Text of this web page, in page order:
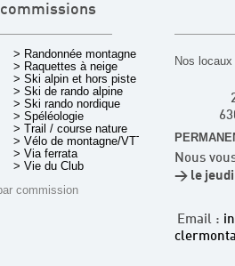
> Randonnée montagne
> Raquettes à neige
> Ski alpin et hors piste
> Ski de rando alpine
> Ski rando nordique
> Spéléologie
> Trail / course nature
> Vélo de montagne/VTT
> Via ferrata
> Vie du Club
commission
Nos
Nous
> le jeudi
Email :